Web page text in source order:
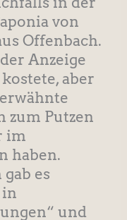
von
Offenbach.
Anzeige
aber
zum Putzen
im
haben.
es
in
und